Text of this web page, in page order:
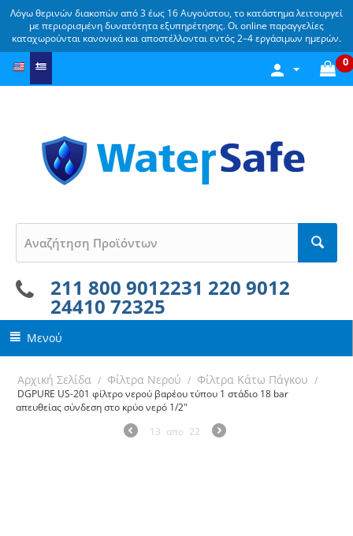
Λόγω θερινών διακοπών από 3 έως 16 Αυγούστου, το κατάστημα λειτουργεί
με περιορισμένη δυνατότητα εξυπηρέτησης. Οι online παραγγελίες
καταχωρούνται κανονικά και αποστέλλονται εντός 2–4 εργάσιμων ημερών.
0
211 800 9012231 220 9012
24410 72325
Μενού
Αρχική Σελίδα / Φίλτρα Νερού / Φίλτρα Κάτω Πάγκου /
DGPURE US-201 φίλτρο νερού βαρέου τύπου 1 στάδιο 18 bar
απευθείας σύνδεση στο κρύο νερό 1/2"
13 απο 22